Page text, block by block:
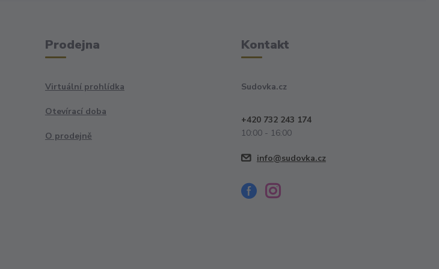
Prodejna
Virtuální prohlídka
Otevírací doba
O prodejně
Kontakt
Sudovka.cz
+420 732 243 174
10:00 - 16:00
info@sudovka.cz